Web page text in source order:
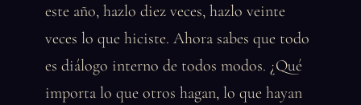
este año, hazlo diez veces, hazlo veinte
veces lo que hiciste. Ahora sabes que todo
es diálogo interno de todos modos. ¿Qué
importa lo que otros hagan, lo que hayan